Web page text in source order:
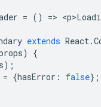
= () => <
extends React.
)
{
);
= {hasError : false};